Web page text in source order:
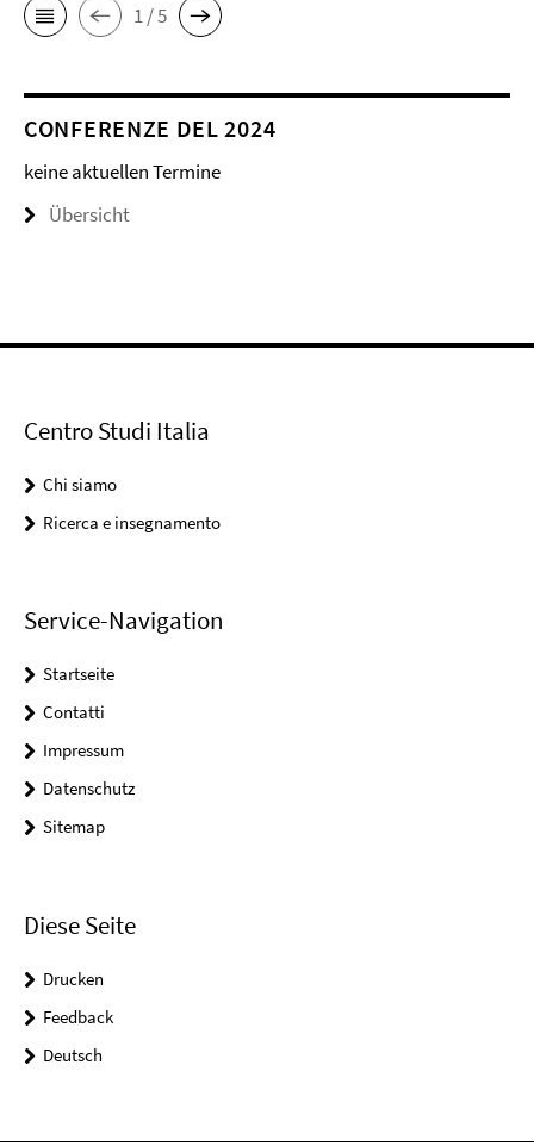
1 / 5
CONFERENZE DEL 2024
keine aktuellen Termine
Übersicht
Centro Studi Italia
Chi siamo
Ricerca e insegnamento
Service-Navigation
Startseite
Contatti
Impressum
Datenschutz
Sitemap
Diese Seite
Drucken
Feedback
Deutsch